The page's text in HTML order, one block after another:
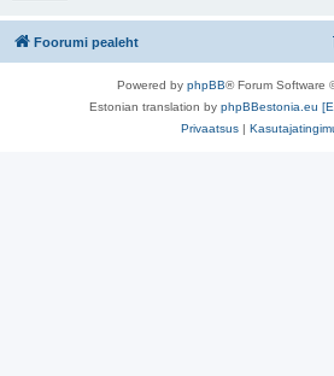
Foorumi pealeht
Powered by phpBB® Forum Software
Estonian translation by phpBBestonia.eu
Privaatsus |